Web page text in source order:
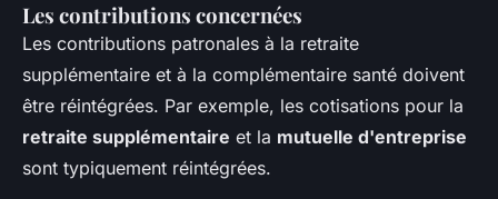
Les contributions concernées
Les contributions patronales à la retraite
supplémentaire et à la complémentaire santé doivent
être réintégrées. Par exemple, les cotisations pour la
retraite supplémentaire et la mutuelle d'entreprise
sont typiquement réintégrées.